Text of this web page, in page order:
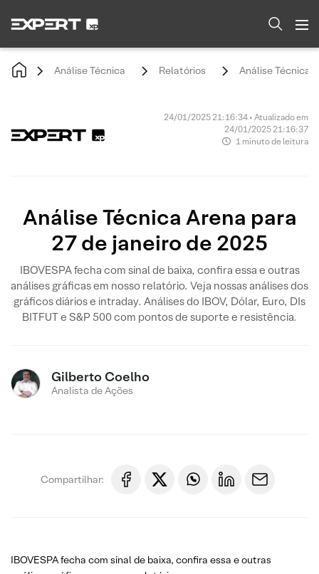
Análise Técnica Relatórios Análise Técnica
24/01/2025 21:16:34 • Atualizado em
24/01/2025 21:16:37
1 minuto de leitura
Análise Técnica Arena para
27 de janeiro de 2025
IBOVESPA fecha com sinal de baixa, confira essa e outras
análises gráficas em nosso relatório. Veja nossas análises dos
gráficos diários e intraday. Análises do IBOV, Dólar, Euro, DIs
BITFUT e S&P 500 com pontos de suporte e resistência.
Gilberto Coelho
Analista de Ações
Compartilhar:
IBOVESPA fecha com sinal de baixa, confira essa e outras